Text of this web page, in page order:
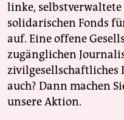
linke,
solidarischen Fonds
auf. Eine offene
zugänglichen
zivilgesellschaftliches
auch? Dann machen
unsere Aktion.